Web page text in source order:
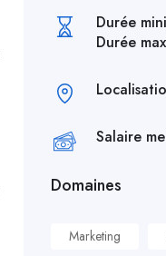
Durée
Durée
Salaire
Domaines
Marketing